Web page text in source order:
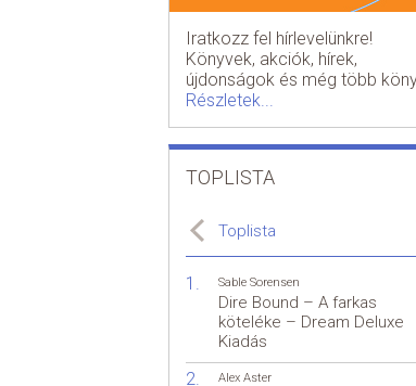
Iratkozz fel hírlevelünkre!
Könyvek, akciók, hírek,
újdonságok és még több
Részletek...
TOPLISTA
Toplista
Sable Sorensen
Dire Bound – A farkas
köteléke – Dream Deluxe
Kiadás
Alex Aster